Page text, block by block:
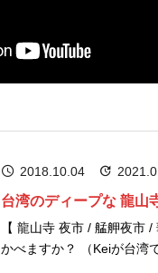
2018.10.04
台湾のディープな 龍山
【 龍山寺 夜市 / 艋舺夜市 / 華西街観光夜市 / 台
かべますか？ （Keiが台湾で一番うまいであろうと思うタピオカです。多くの観光客の方が行くのもうな